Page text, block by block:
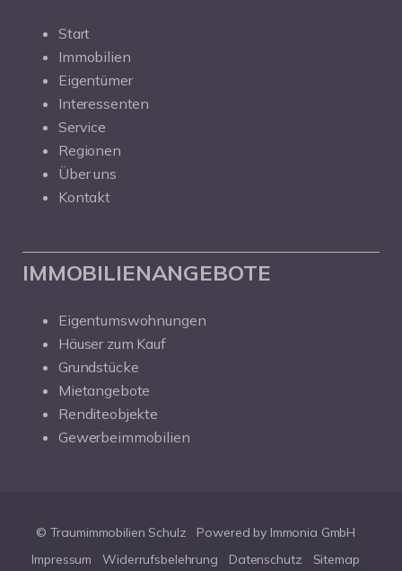
Start
Immobilien
Eigentümer
Interessenten
Service
Regionen
Über uns
Kontakt
IMMOBILIENANGEBOTE
Eigentumswohnungen
Häuser zum Kauf
Grundstücke
Mietangebote
Renditeobjekte
Gewerbeimmobilien
© Traumimmobilien Schulz
Powered by Immonia GmbH
Impressum
Widerrufsbelehrung Datenschutz Sitemap